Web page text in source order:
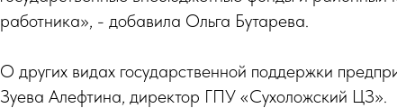
работника», - добавила Ольга Бутарева.
О других видах государственной поддержки
Зуева Алефтина, директор ГПУ «Сухоложский ЦЗ».